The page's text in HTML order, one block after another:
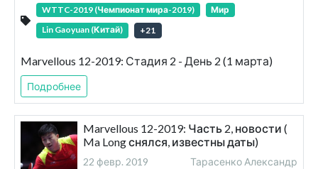
WTTC-2019 (Чемпионат мира-2019)
Мир
Lin Gaoyuan (Китай)
+21
Marvellous 12-2019: Стадия 2 - День 2 (1 марта)
Подробнее
Marvellous 12-2019: Часть 2, новости (
Ma Long снялся, известны даты)
22 февр. 2019 Тарасенко Александр